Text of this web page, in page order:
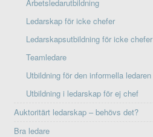
Arbetsledarutbildning
Ledarskap för icke chefer
Ledarskapsutbildning för icke chefer
Teamledare
Utbildning för den informella ledaren
Utbildning i ledarskap för ej chef
Auktoritärt ledarskap – behövs det?
Bra ledare